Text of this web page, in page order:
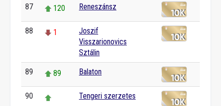
87 120 Reneszánsz
88 1
Joszif
Visszarionovics
Sztálin
89 89 Balaton
90
Tengeri szerzetes